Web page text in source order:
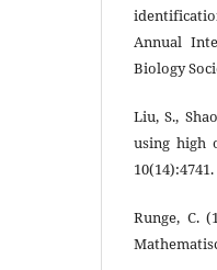
Annual
Biology
Liu, S.,
using high
10(14):4741.
Runge, C.